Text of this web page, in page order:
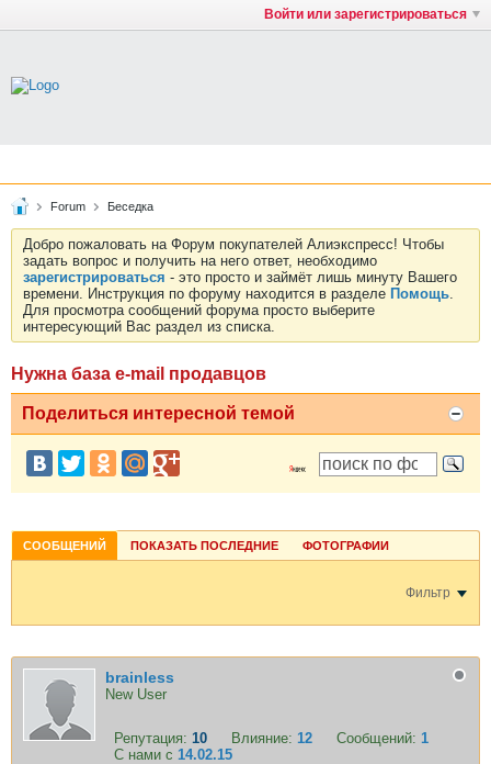
Войти или зарегистрироваться
Forum Беседка
Добро пожаловать на Форум покупателей Алиэкспресс! Чтобы
задать вопрос и получить на него ответ, необходимо
зарегистрироваться - это просто и займёт лишь минуту Вашего
времени. Инструкция по форуму находится в разделе Помощь.
Для просмотра сообщений форума просто выберите
интересующий Вас раздел из списка.
Нужна база e-mail продавцов
Поделиться интересной темой
СООБЩЕНИЙ ПОКАЗАТЬ ПОСЛЕДНИЕ ФОТОГРАФИИ
Фильтр
brainless
New User
Репутация: 10 Влияние: 12 Сообщений: 1
С нами с 14.02.15